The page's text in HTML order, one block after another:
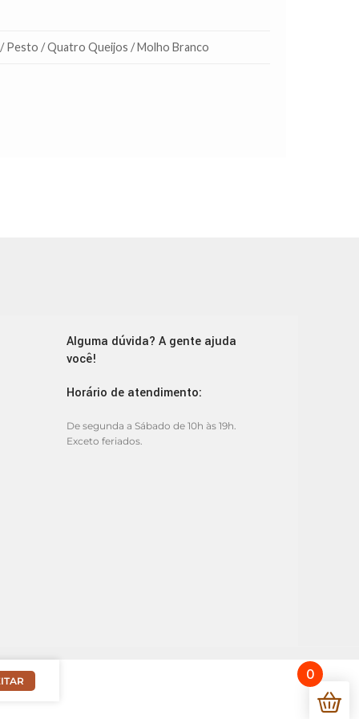
Pesto / Quatro Queijos / Molho Branco
Alguma dúvida? A gente ajuda
você!
Horário de atendimento:
De segunda a Sábado de 10h às 19h.
Exceto feriados.
0